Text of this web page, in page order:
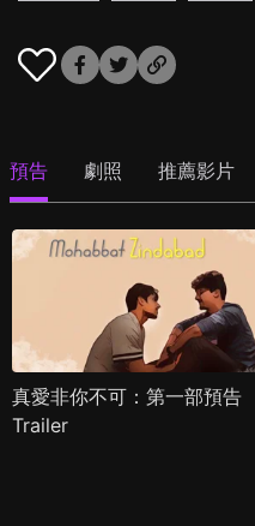
預告 劇照 推薦影片
真愛非你不可：第一部預告
Trailer